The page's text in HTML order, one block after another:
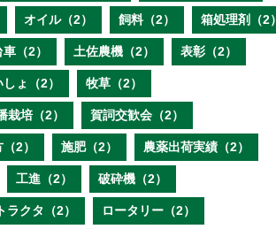
オイル（2） 飼料（2） 箱処理剤（2）
（2） 土佐農機（2） 表彰（2）
ょ（2） 牧草（2）
栽培（2） 賀詞交歓会（2）
2） 施肥（2） 農薬出荷実績（2）
工進（2） 破砕機（2）
ラクタ（2） ロータリー（2）